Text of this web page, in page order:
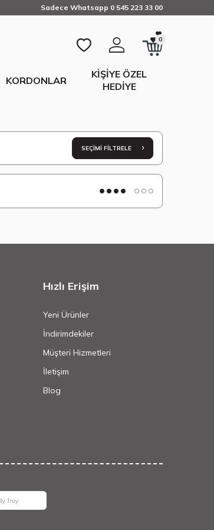
Sadece Whatsapp 0 545 223 33 00
0
KORDONLAR
KIŞIYE ÖZEL
HEDIYE
SEÇIMI FILTRELE
Hızlı Erişim
Yeni Ürünler
İndirimdekiler
Müşteri Hizmetleri
İletişim
Blog